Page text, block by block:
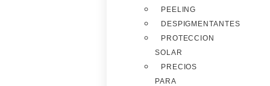
PEELING
DESPIGMENTANTES
PROTECCION
SOLAR
PRECIOS
PARA